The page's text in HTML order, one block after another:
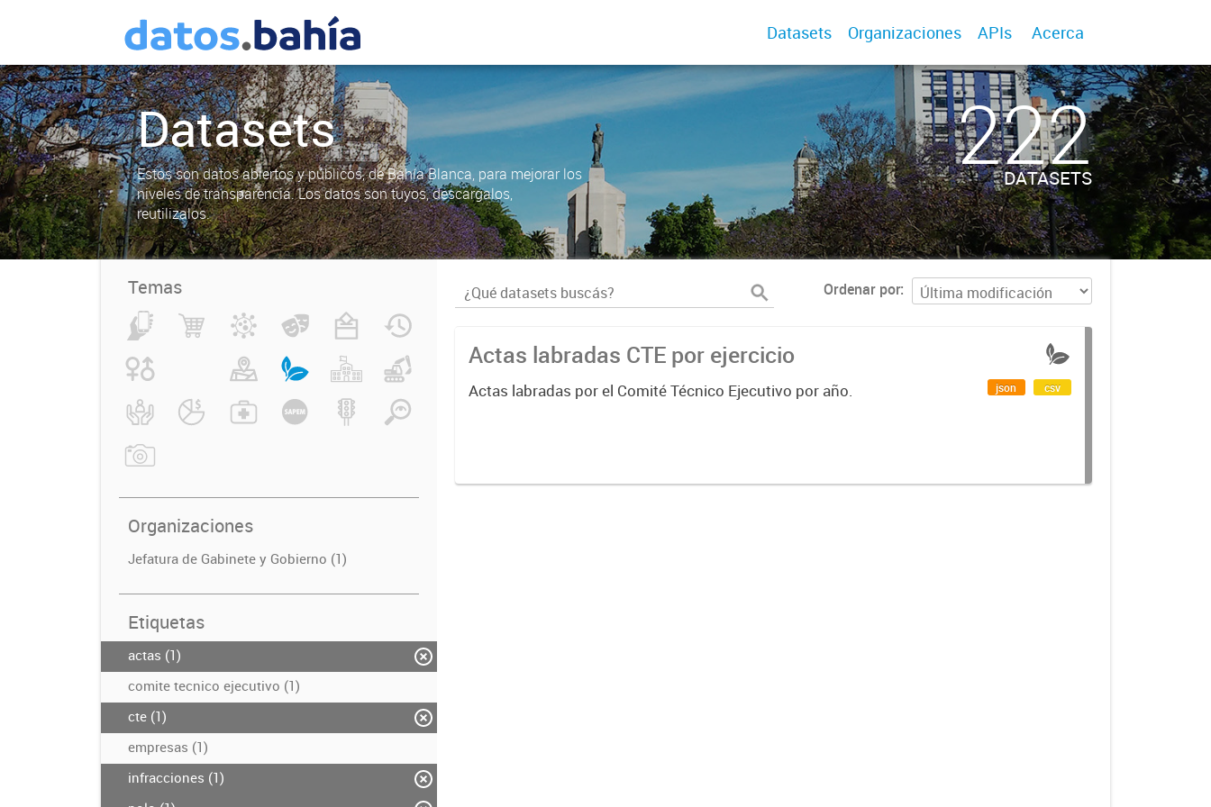
Datasets Organizaciones APIs Acerca
Datasets
Estos son datos abiertos y públicos, de Bahía Blanca, para mejorar los
niveles de transparencia. Los datos son tuyos, descargalos,
reutilizalos.
222
DATASETS
Temas
Organizaciones
Jefatura de Gabinete y Gobierno (1)
Etiquetas
actas (1)
comite tecnico ejecutivo (1)
cte (1)
empresas (1)
infracciones (1)
Ordenar por
Actas labradas CTE por ejercicio
Actas labradas por el Comité Técnico Ejecutivo por año. json csv